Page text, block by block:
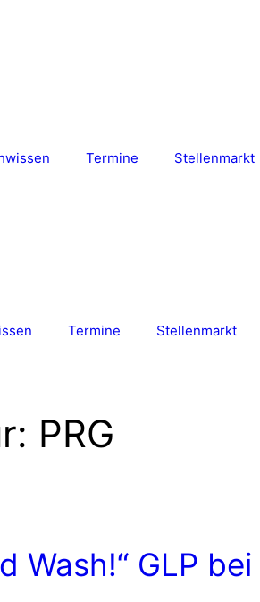
Termine Stellenmarkt
Termine Stellenmarkt
PRG
Wash!“ GLP